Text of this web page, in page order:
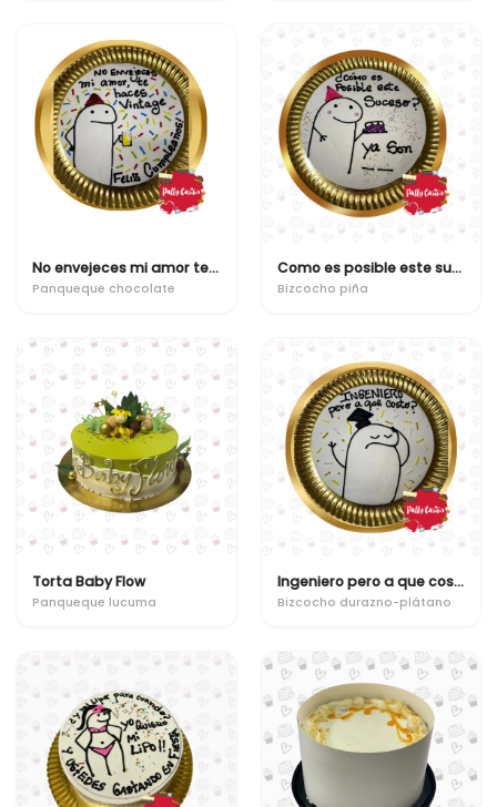
No envejeces mi amor te haces vintage
Panqueque chocolate
Como es posible este suceso? ya son "x"
Bizcocho piña
Torta Baby Flow
Panqueque lucuma
Ingeniero pero a que costo
Bizcocho durazno-plátano